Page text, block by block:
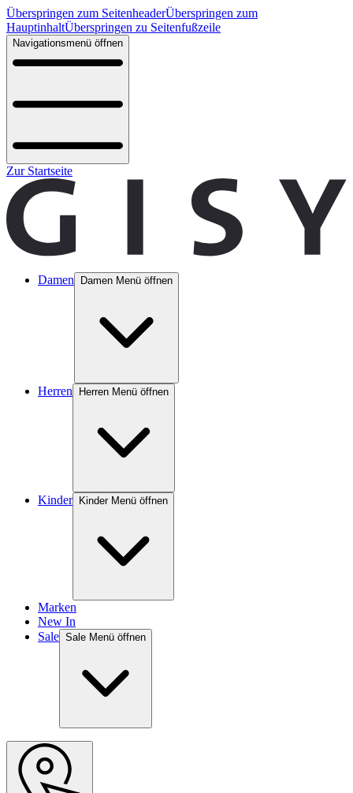
Überspringen zum SeitenheaderÜberspringen zum
HauptinhaltÜberspringen zu Seitenfußzeile
Navigationsmenü öffnen
Zur Startseite
Damen Damen Menü öffnen
Herren Herren Menü öffnen
Kinder Kinder Menü öffnen
Marken
New In
Sale Sale Menü öffnen